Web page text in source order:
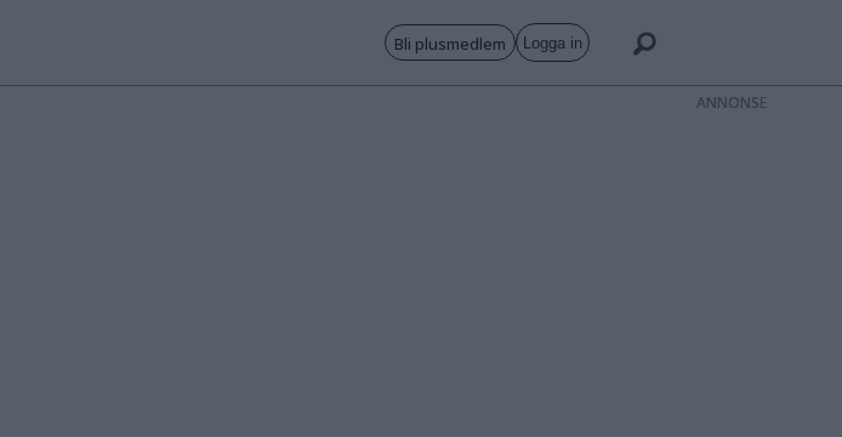
Bli plusmedlem Logga in
ANNONS